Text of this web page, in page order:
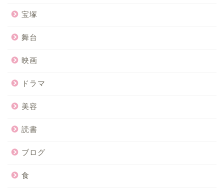
宝塚
舞台
映画
ドラマ
美容
読書
ブログ
食